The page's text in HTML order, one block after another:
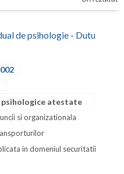
de psihologie - Dutu
atestate
si organizationala
in domeniul securitatii